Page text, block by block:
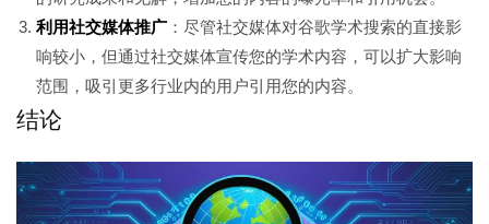
利用社交媒体推广 ：尽管社交媒体对谷歌学术搜索的直接影
响较小，但通过社交媒体宣传您的学术内容，可以扩大影响
范围，吸引更多行业内的用户引用您的内容。
结论